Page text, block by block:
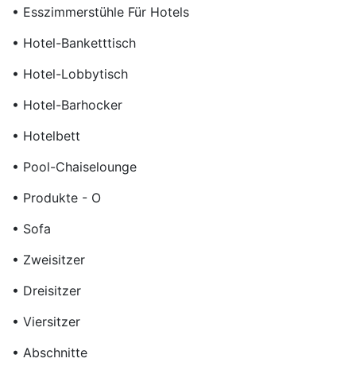
• Esszimmerstühle Für Hotels
• Hotel-Banketttisch
• Hotel-Lobbytisch
• Hotel-Barhocker
• Hotelbett
• Pool-Chaiselounge
• Produkte - O
• Sofa
• Zweisitzer
• Dreisitzer
• Viersitzer
• Abschnitte